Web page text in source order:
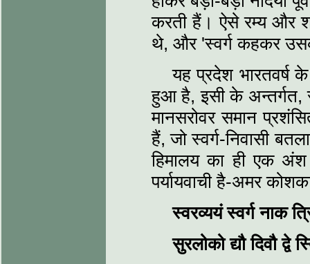
करती हैं। ऐसे रम्य और
थे, और 'स्वर्ग कहकर
यह प्रदेश भारतवर्ष
हुआ है, इसी के अन्तर्गत,
मानसरोवर समान
हैं, जो स्वर्ग-निवासी
हिमालय का ही एक
पर्यायवाची है-अमर
स्वरव्ययं स्वर्ग नाक
सुरलोको द्यौ दिवौ द्वे